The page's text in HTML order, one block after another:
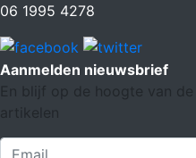
06 1995 4278
Aanmelden nieuwsbrief
En blijf op de hoogte van
artikelen